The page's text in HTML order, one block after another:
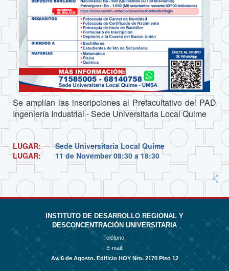
Se amplían las inscripciones al Prefacultativo del PAD
Ingeniería Industrial - Sede Universitaria Local Quime
LUGAR:Sede Universitaria Local Quime
LUGAR: 11 de November08:30 a 18:30
INSTITUTO DE DESARROLLO REGIONAL Y
DESCONCENTRACIÓN UNIVERSITARIA
Teléfono:
E-mail:
Av. 6 de Agosto. Edificio HOY Nro. 2170 Piso 12